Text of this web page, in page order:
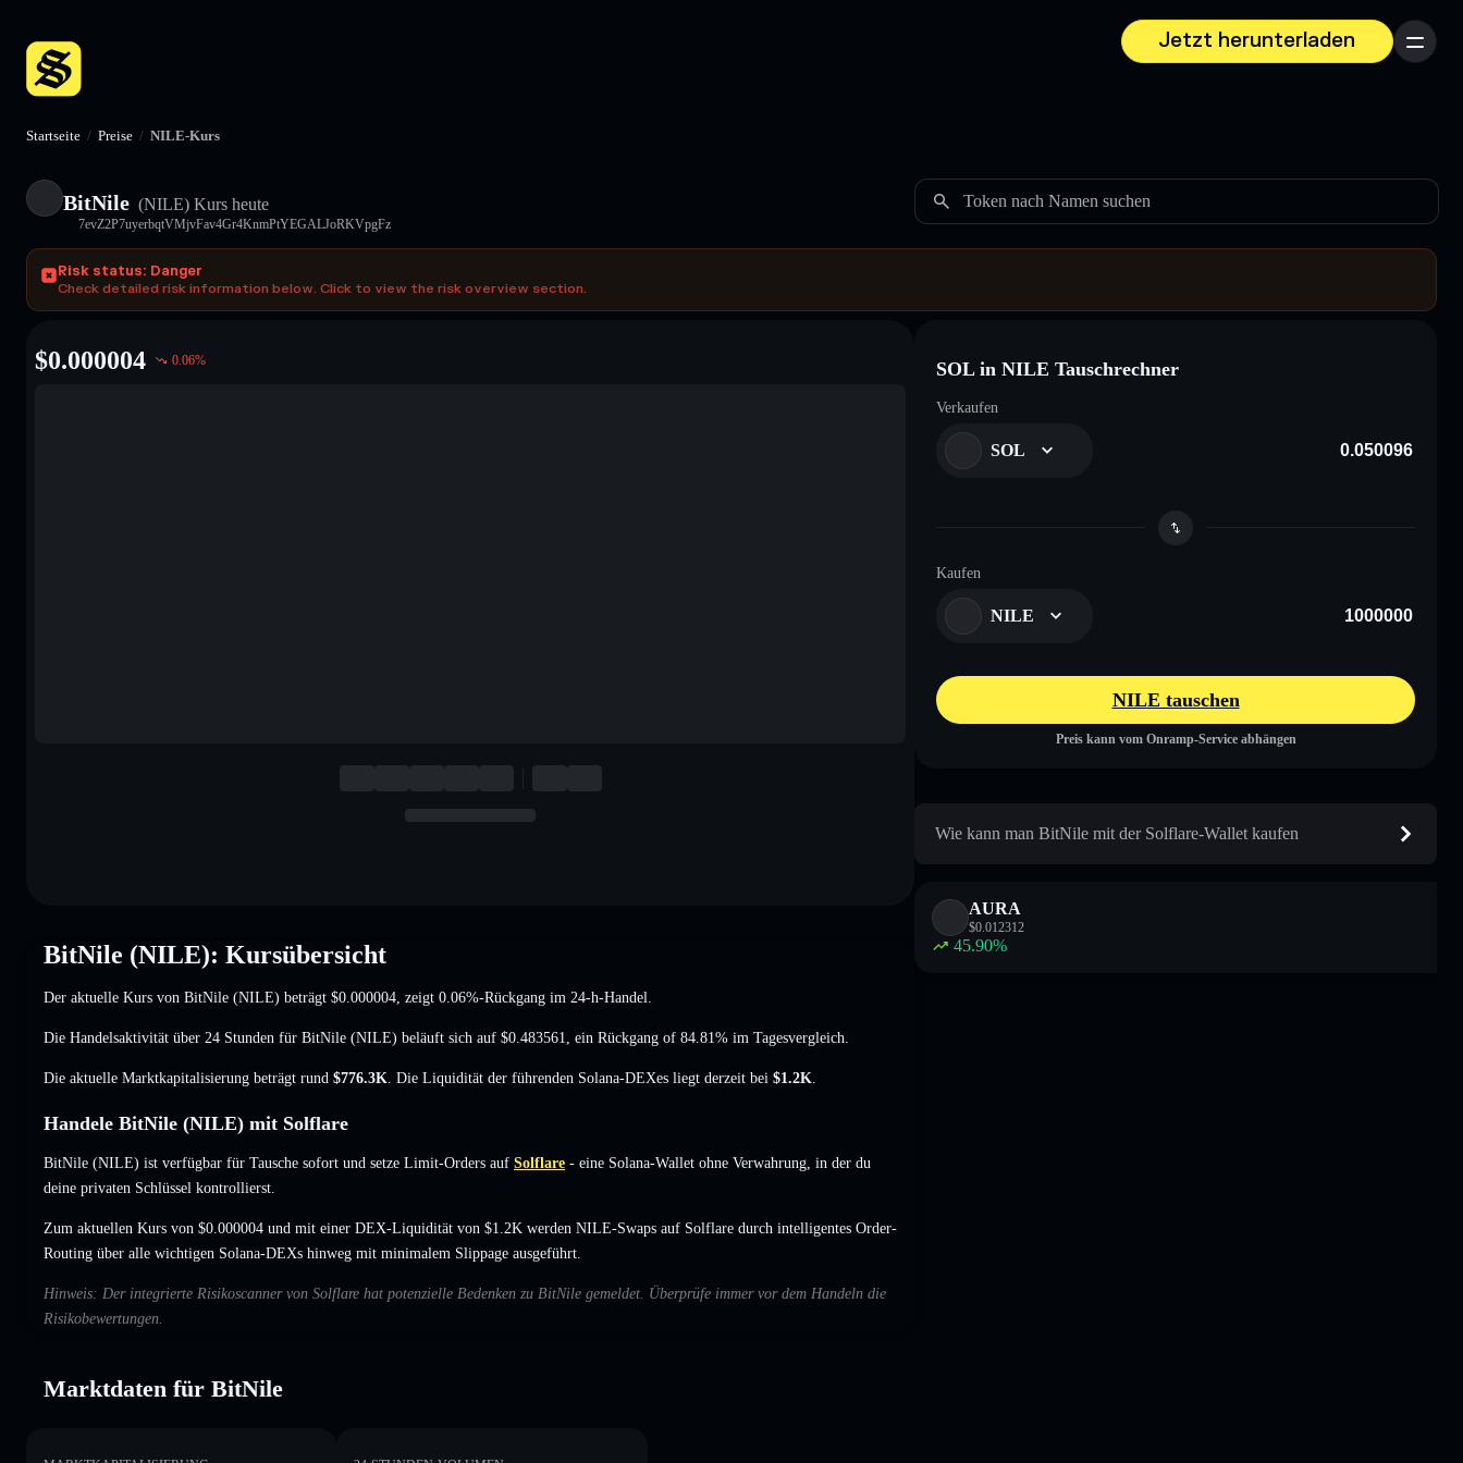
Jetzt herunterladen
Menü
Startseite / Preise / NILE-Kurs
BitNile (NILE) Kurs heute
7evZ2P7uyerbqtVMjvFav4Gr4KnmPtYEGALJoRKVpgFz
Token nach Namen suchen
Risk status: Danger
Check detailed risk information below. Click to view the risk overview section.
$0.000004 0.06%
BitNile (NILE): Kursübersicht
Der aktuelle Kurs von BitNile (NILE) beträgt $0.000004 , zeigt 0.06%-Rückgang im 24-h-Handel.
Die Handelsaktivität über 24 Stunden für BitNile (NILE) beläuft sich auf $0.483561 ein Rückgang of 84.81% im Tagesvergleich.
Die aktuelle Marktkapitalisierung beträgt rund $776.3K . Die Liquidität der führenden Solana-DEXes liegt derzeit bei $1.2K
Handele BitNile (NILE) mit Solflare
BitNile (NILE) ist verfügbar für Tausche sofort und setze Limit-Orders auf Solflare - eine Solana-Wallet ohne Verwahrung, in der du
deine privaten Schlüssel kontrollierst.
Zum aktuellen Kurs von $0.000004 und mit einer DEX-Liquidität von $1.2K werden NILE-Swaps auf Solflare durch intelligentes Order-
Routing über alle wichtigen Solana-DEXs hinweg mit minimalem Slippage ausgeführt.
Hinweis: Der integrierte Risikoscanner von Solflare hat potenzielle Bedenken zu BitNile gemeldet. Überprüfe immer vor dem Handeln die
Risikobewertungen.
Marktdaten für BitNile
SOL in NILE Tauschrechner
Verkaufen
SOL
Kaufen
NILE
NILE tauschen
Preis kann vom Onramp-Service abhängen
Wie kann man BitNile mit der Solflare-Wallet kaufen
AURA
$0.012312
45.90%